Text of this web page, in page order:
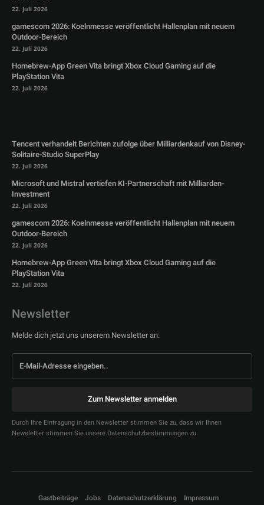
22. Juli 2026
gamescom 2026: Koelnmesse veröffentlicht Hallenplan mit neuem
Outdoor-Bereich
22. Juli 2026
Homebrew-App Green Vita bringt Xbox Cloud Gaming auf die
PlayStation Vita
22. Juli 2026
Tencent verhandelt Berichten zufolge über Milliardenkauf von Disney-
Solitaire-Studio SuperPlay
22. Juli 2026
Microsoft und Mistral vertiefen KI-Partnerschaft mit Milliarden-
Investment
22. Juli 2026
gamescom 2026: Koelnmesse veröffentlicht Hallenplan mit neuem
Outdoor-Bereich
22. Juli 2026
Homebrew-App Green Vita bringt Xbox Cloud Gaming auf die
PlayStation Vita
22. Juli 2026
Newsletter
Melde dich jetzt uns unserem Newsletter an:
Zum Newsletter anmelden
Durch Ihre Eintragung in den Newsletter stimmen Sie zu, dass wir Ihnen
Newsletter stimmen Sie unsere Datenschutzbestimmungen zu.
Gastbeiträge Jobs Datenschutzerklärung
Impressum